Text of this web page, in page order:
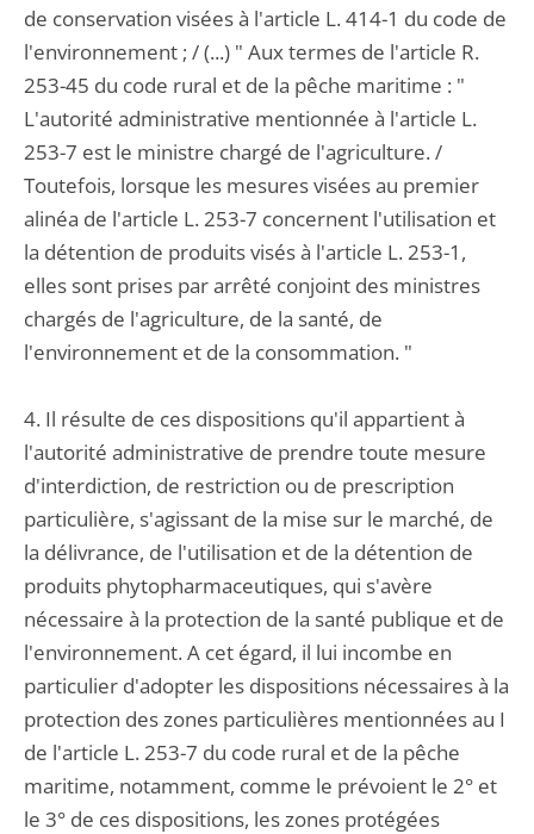
de conservation visées à l'article L. 414-1 du code de
l'environnement ; / (...) " Aux termes de l'article R.
253-45 du code rural et de la pêche maritime : "
L'autorité administrative mentionnée à l'article L.
253-7 est le ministre chargé de l'agriculture. /
Toutefois, lorsque les mesures visées au premier
alinéa de l'article L. 253-7 concernent l'utilisation et
la détention de produits visés à l'article L. 253-1,
elles sont prises par arrêté conjoint des ministres
chargés de l'agriculture, de la santé, de
l'environnement et de la consommation. "
4. Il résulte de ces dispositions qu'il appartient à
l'autorité administrative de prendre toute mesure
d'interdiction, de restriction ou de prescription
particulière, s'agissant de la mise sur le marché, de
la délivrance, de l'utilisation et de la détention de
produits phytopharmaceutiques, qui s'avère
nécessaire à la protection de la santé publique et de
l'environnement. A cet égard, il lui incombe en
particulier d'adopter les dispositions nécessaires à la
protection des zones particulières mentionnées au I
de l'article L. 253-7 du code rural et de la pêche
maritime, notamment, comme le prévoient le 2° et
le 3° de ces dispositions, les zones protégées